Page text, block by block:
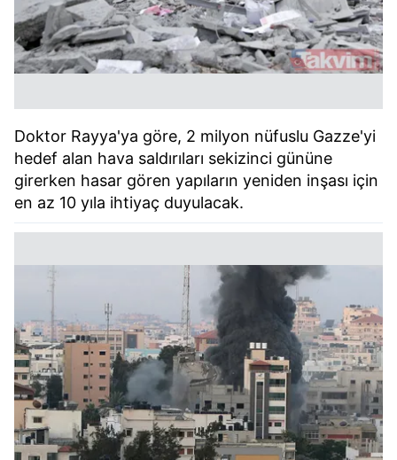
Doktor Rayya'ya göre, 2 milyon nüfuslu Gazze'yi
hedef alan hava saldırıları sekizinci gününe
girerken hasar gören yapıların yeniden inşası için
en az 10 yıla ihtiyaç duyulacak.